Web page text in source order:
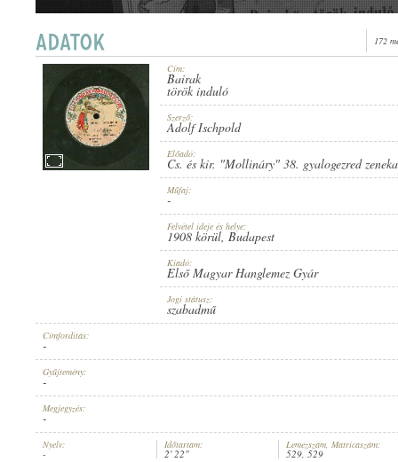
MEGJELENÉS IDEJE: 1908 KÖRÜL
ELSŐ MAGYAR HANGLEMEZ GYÁR
172
Cím:
Bairak
török induló
Szerző:
Adolf Ischpold
Előadó:
Cs. és kir. "Mollináry" 38. gyalogezred
Műfaj:
-
Felvétel ideje és helye:
1908 körül, Budapest
Kiadó:
Első Magyar Hanglemez Gyár
Jogi státusz:
szabadmű
Címfordítás:
-
Gyűjtemény:
-
Megjegyzés:
-
Nyelv:
-
Időtartam:
2' 22"
Lemezszám, Matricaszám:
529, 529